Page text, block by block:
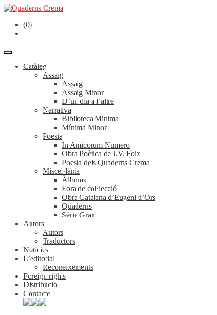
(0)
Catàleg
Assaig
Assaig
Assaig Minor
D’un dia a l’altre
Narrativa
Biblioteca Mínima
Mínima Minor
Poesia
In Amicorum Numero
Obra Poètica de J.V. Foix
Poesia dels Quaderns Crema
Miscel·lània
Àlbums
Fora de col·lecció
Obra Catalana d’Eugeni d’Ors
Quaderns
Sèrie Gran
Autors
Autors
Traductors
Notícies
L’editorial
Reconeixements
Foreign rights
Distribució
Contacte